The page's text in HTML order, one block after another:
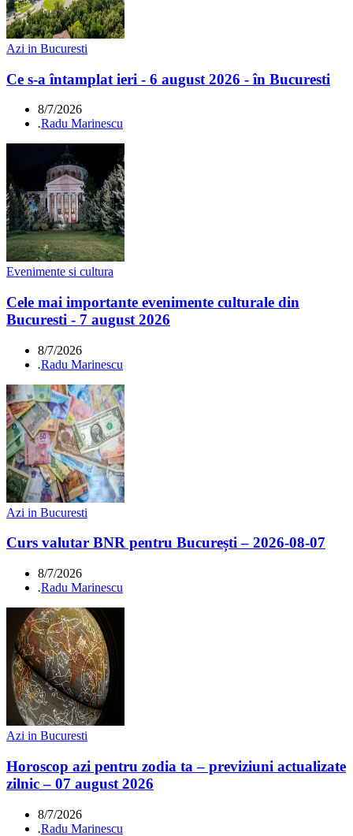
Azi in Bucuresti
Ce s-a întamplat ieri - 6 august 2026 - în Bucuresti
8/7/2026
.Radu Marinescu
Evenimente si cultura
Cele mai importante evenimente culturale din
Bucuresti - 7 august 2026
8/7/2026
.Radu Marinescu
Azi in Bucuresti
Curs valutar BNR pentru București – 2026-08-07
8/7/2026
.Radu Marinescu
Azi in Bucuresti
Horoscop azi pentru zodia ta – previziuni actualizate
zilnic – 07 august 2026
8/7/2026
.Radu Marinescu